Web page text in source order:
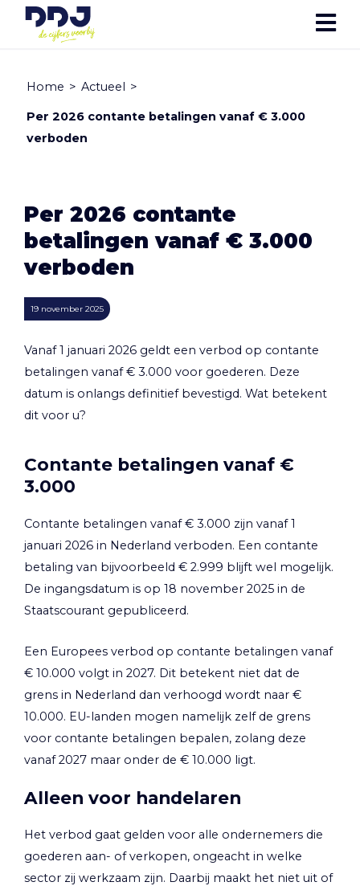
Home > Actueel >
Per 2026 contante betalingen vanaf € 3.000
verboden
Per 2026 contante
betalingen vanaf € 3.000
verboden
19 november 2025
Vanaf 1 januari 2026 geldt een verbod op contante
betalingen vanaf € 3.000 voor goederen. Deze
datum is onlangs definitief bevestigd. Wat betekent
dit voor u?
Contante betalingen vanaf €
3.000
Contante betalingen vanaf € 3.000 zijn vanaf 1
januari 2026 in Nederland verboden. Een contante
betaling van bijvoorbeeld € 2.999 blijft wel mogelijk.
De ingangsdatum is op 18 november 2025 in de
Staatscourant gepubliceerd.
Een Europees verbod op contante betalingen vanaf
€ 10.000 volgt in 2027. Dit betekent niet dat de
grens in Nederland dan verhoogd wordt naar €
10.000. EU-landen mogen namelijk zelf de grens
voor contante betalingen bepalen, zolang deze
vanaf 2027 maar onder de € 10.000 ligt.
Alleen voor handelaren
Het verbod gaat gelden voor alle ondernemers die
goederen aan- of verkopen, ongeacht in welke
sector zij werkzaam zijn. Daarbij maakt het niet uit of